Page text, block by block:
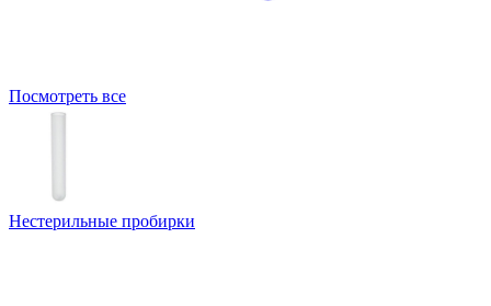
Посмотреть все
Нестерильные пробирки